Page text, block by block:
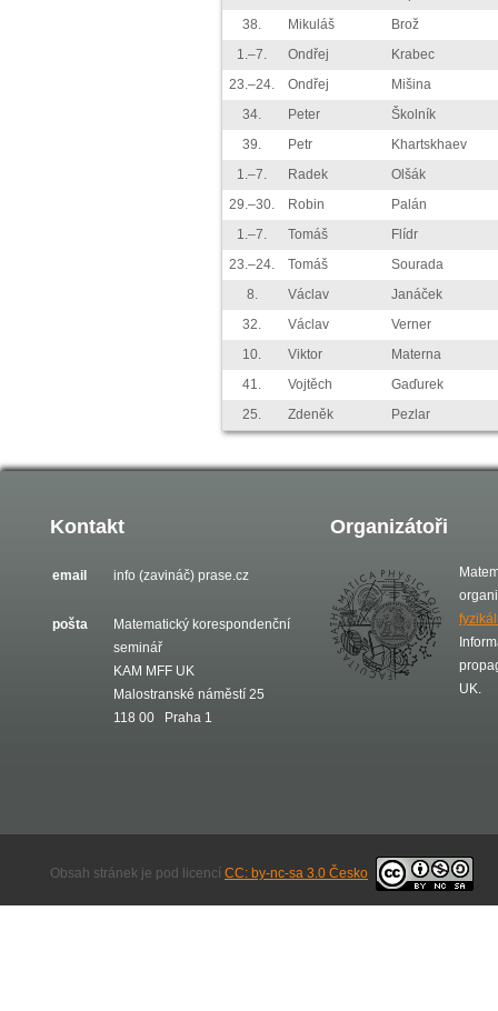
38.
Mikuláš
Brož
1.–7.
Ondřej
Krabec
23.–24.
Ondřej
Mišina
34.
Peter
Školník
39.
Petr
Khartskhaev
1.–7.
Radek
Olšák
29.–30.
Robin
Palán
1.–7.
Tomáš
Flídr
23.–24.
Tomáš
Sourada
8.
Václav
Janáček
32.
Václav
Verner
10.
Viktor
Materna
41.
Vojtěch
Gaďurek
25.
Zdeněk Pezlar
Kontakt
email info (zavináč) prase.cz
pošta
Matematický korespondenční
seminář
KAM MFF UK
Malostranské náměstí 25
118 00 Praha 1
Organizátoři
UK.
Obsah stránek je pod licencí CC: by-nc-sa 3.0 Česko